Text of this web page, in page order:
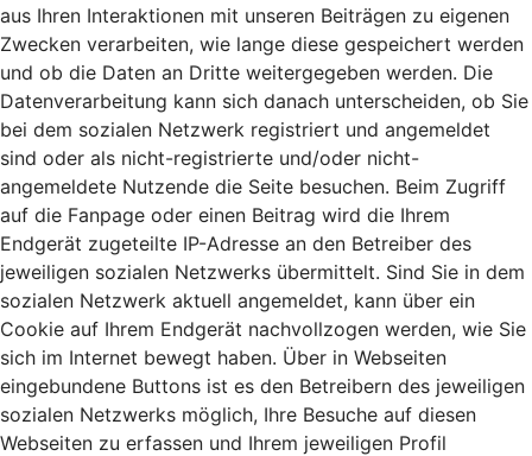
aus Ihren Interaktionen mit unseren Beiträgen zu eigenen
Zwecken verarbeiten, wie lange diese gespeichert werden
und ob die Daten an Dritte weitergegeben werden. Die
Datenverarbeitung kann sich danach unterscheiden, ob Sie
bei dem sozialen Netzwerk registriert und angemeldet
sind oder als nicht-registrierte und/oder nicht-
angemeldete Nutzende die Seite besuchen. Beim Zugriff
auf die Fanpage oder einen Beitrag wird die Ihrem
Endgerät zugeteilte IP-Adresse an den Betreiber des
jeweiligen sozialen Netzwerks übermittelt. Sind Sie in dem
sozialen Netzwerk aktuell angemeldet, kann über ein
Cookie auf Ihrem Endgerät nachvollzogen werden, wie Sie
sich im Internet bewegt haben. Über in Webseiten
eingebundene Buttons ist es den Betreibern des jeweiligen
sozialen Netzwerks möglich, Ihre Besuche auf diesen
Webseiten zu erfassen und Ihrem jeweiligen Profil